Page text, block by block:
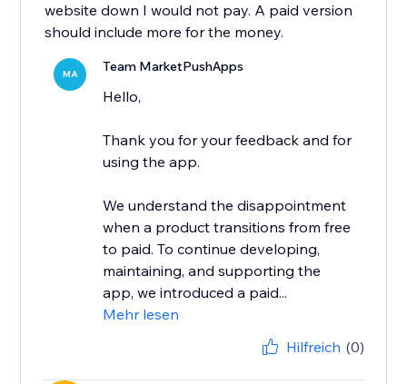
website down I would not pay. A paid version
should include more for the money.
MA Team MarketPushApps
Hello,
Thank you for your feedback and for
using the app.
We understand the disappointment
when a product transitions from free
to paid. To continue developing,
maintaining, and supporting the
app, we introduced a paid...
Mehr lesen
Hilfreich (0)